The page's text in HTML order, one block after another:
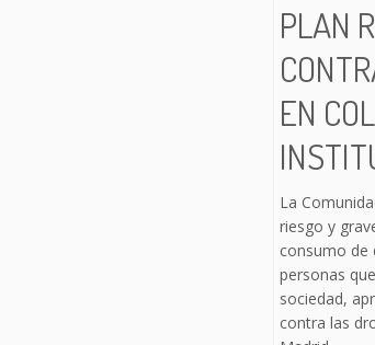
PLAN
EN
La
riesgo y
consumo de
personas
sociedad,
contra las